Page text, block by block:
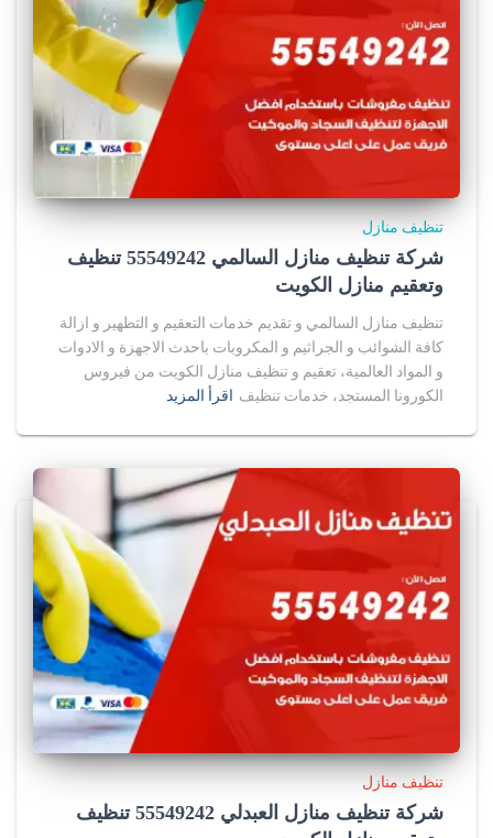
تنظيف منازل
شركة تنظيف منازل السالمي 55549242 تنظيف
وتعقيم منازل الكويت
تنظيف منازل السالمي و تقديم خدمات التعقيم و التطهير و ازالة
كافة الشوائب و الجراثيم و المكروبات باحدث الاجهزة و الادوات
و المواد العالمية، تعقيم و تنظيف منازل الكويت من فيروس
الكورونا المستجد، خدمات تنظيف اقرأ المزيد
تنظيف منازل
شركة تنظيف منازل العبدلي 55549242 تنظيف